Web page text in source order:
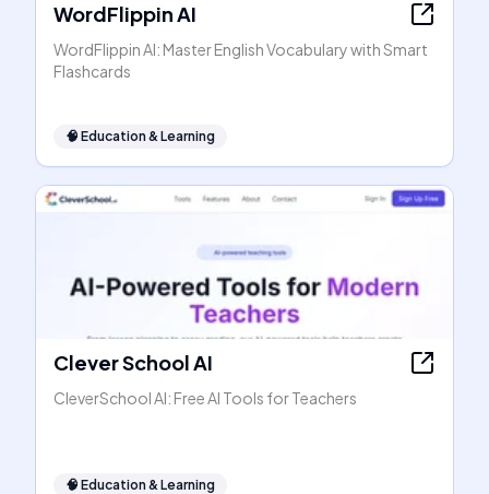
WordFlippin AI
WordFlippin AI: Master English Vocabulary with Smart
Flashcards
🧠 Education & Learning
Clever School AI
CleverSchool AI: Free AI Tools for Teachers
🧠 Education & Learning